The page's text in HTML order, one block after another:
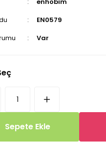
EN0579
Var
Sepete Ekle